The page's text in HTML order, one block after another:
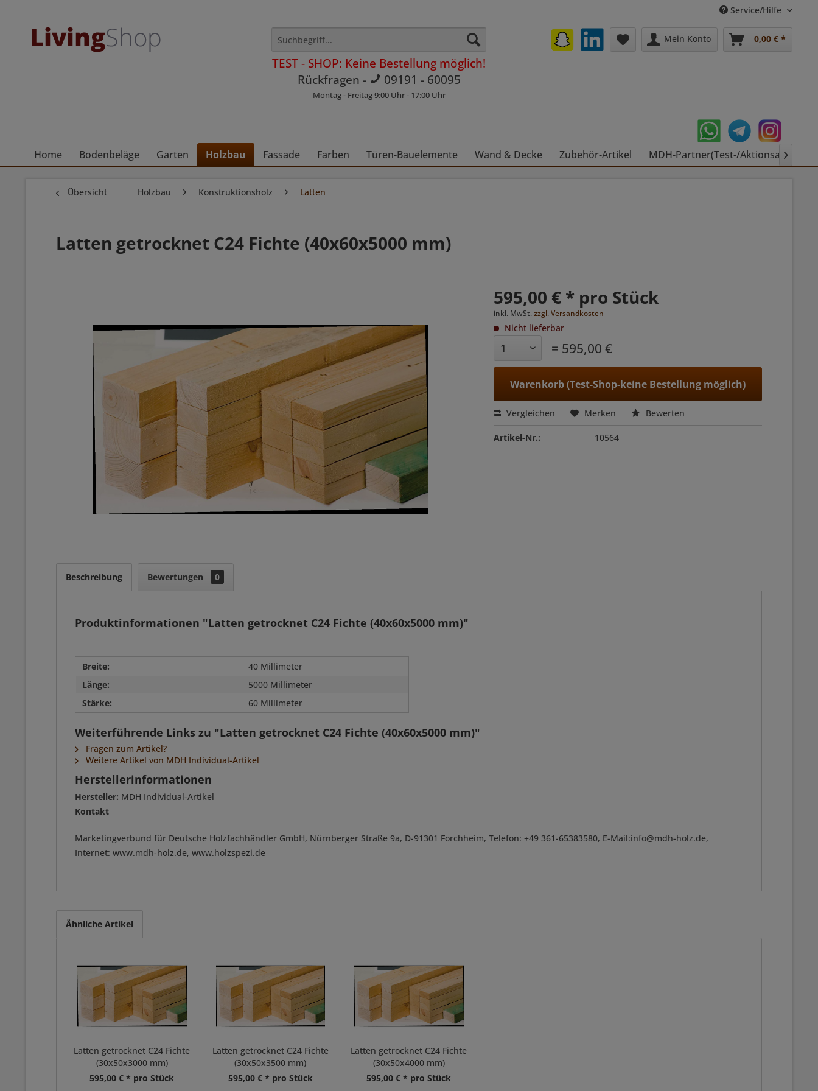
Service/Hilfe
TEST - SHOP: Keine Bestellung möglich!
Rückfragen -
09191 - 60095
Montag - Freitag 9:00 Uhr - 17:00 Uhr
Mein Konto 0,00 € *
Home Bodenbeläge Garten Holzbau Fassade Farben Türen-Bauelemente Wand & Decke Zubehör-Artikel MDH-Partner(Test-/Aktionsartikel)

Übersicht Holzbau Konstruktionsholz Latten
Latten getrocknet C24 Fichte (40x60x5000 mm)
595,00 € * pro Stück
inkl. MwSt.zzgl. Versandkosten
Nicht lieferbar
= 595,00 €
Warenkorb (Test-Shop-keine Bestellung möglich)
Vergleichen Merken Bewerten
Artikel-Nr.: 10564
Beschreibung Bewertungen 0
Produktinformationen "Latten getrocknet C24 Fichte (40x60x5000 mm)"
Breite:
40 Millimeter
Länge:
5000 Millimeter
Stärke:
60 Millimeter
Weiterführende Links zu "Latten getrocknet C24 Fichte (40x60x5000 mm)"
Fragen zum Artikel?
Weitere Artikel von MDH Individual-Artikel
Herstellerinformationen
Hersteller: MDH Individual-Artikel
Kontakt
Marketingverbund für Deutsche Holzfachhändler GmbH, Nürnberger Straße 9a, D-91301 Forchheim, Telefon: +49 361-65383580, E-Mail:info@mdh-holz.de,
Internet: www.mdh-holz.de, www.holzspezi.de
Ähnliche Artikel
Latten getrocknet C24 Fichte
(30x50x3000 mm)
595,00 € * pro Stück
Latten getrocknet C24 Fichte
(30x50x3500 mm)
595,00 € * pro Stück
Latten getrocknet C24 Fichte
(30x50x4000 mm)
595,00 € * pro Stück